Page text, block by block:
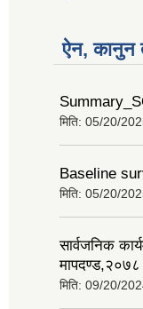
ऐन, कानुन
मिति: 05/20/
Baseline
मिति: 05/20/
सार्वजनिक
मापदण्ड,२०७८
मिति: 09/20/